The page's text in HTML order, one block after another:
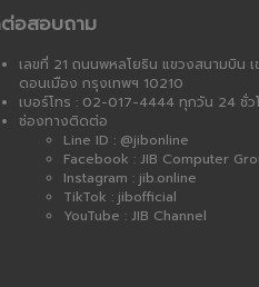
อสอบถาม
เลขที่ 21 ถนนพหลโยธิน แขวงสนามบิน เ
ดอนเมือง กรุงเทพฯ 10210
เบอร์โทร : 02-017-4444 ทุกวัน 24 ชั่ว
ช่องทางติดต่อ
Line ID : @jibonline
Facebook : JIB Computer
Instagram : jib.online
TikTok : jibofficial
YouTube : JIB Channel